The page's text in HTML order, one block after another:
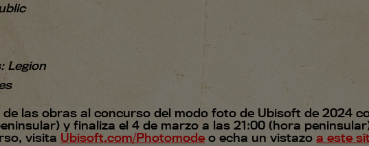
Legion
de las obras al concurso del modo foto de Ubisoft de 2024
y finaliza el 4 de marzo a las 21:00 (hora
visita Ubisoft.com/Photomode o echa un vistazo a este